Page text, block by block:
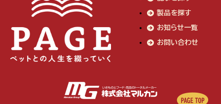
製品を探す
お知らせ一覧
お問い合わせ